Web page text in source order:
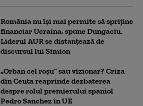
România nu își mai permite să sprijine
financiar Ucraina, spune Dungaciu.
Liderul AUR se distanțează de
discursul lui Simion
„Orban cel roșu” sau vizionar? Criza
din Ceuta reaprinde dezbaterea
despre rolul premierului spaniol
Pedro Sanchez în UE